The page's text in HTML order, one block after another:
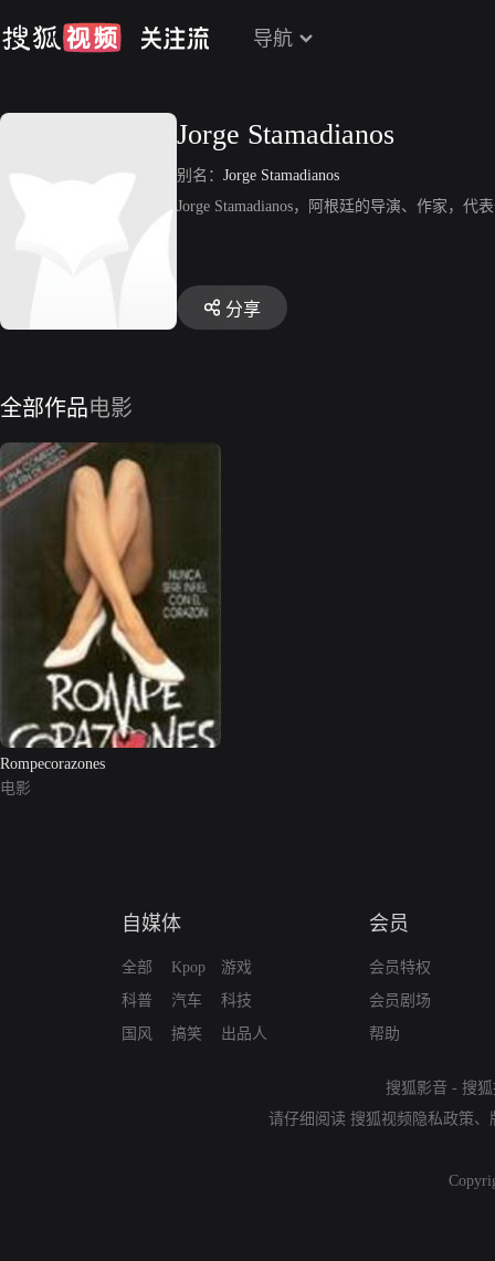
导航
Jorge Stamadianos
别名： Jorge Stamadianos
Jorge Stamadianos，阿根廷的导演、作家，代
分享
全部作品电影
Rompecorazones
电影
自媒体
全部
科普
国风
Kpop
汽车
搞笑
游戏
科技
出品人
会员
会员特权
会员剧场
帮助
搜狐影音 - 搜
请仔细阅读 搜狐视频隐私政策、